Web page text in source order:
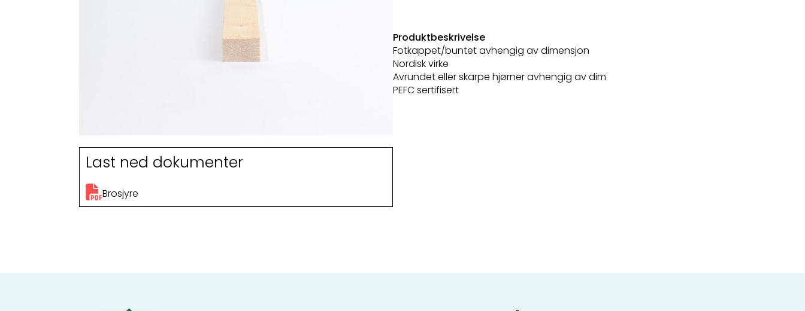
Last ned dokumenter
Brosjyre
Produktbeskrivelse
Fotkappet/buntet avhengig av dimensjon
Nordisk virke
Avrundet eller skarpe hjørner avhengig av dim
PEFC sertifisert